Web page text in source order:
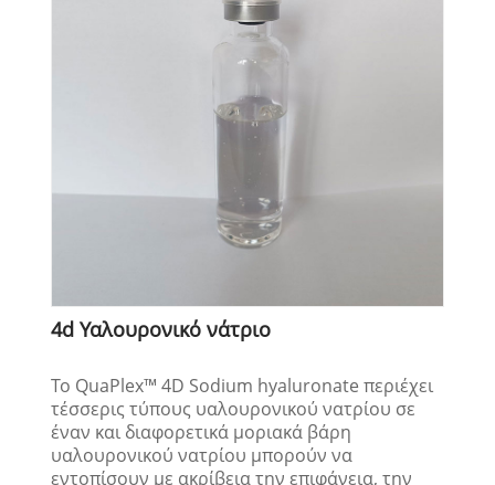
4d Υαλουρονικό νάτριο
Το QuaPlex™ 4D Sodium hyaluronate περιέχει
τέσσερις τύπους υαλουρονικού νατρίου σε
έναν και διαφορετικά μοριακά βάρη
υαλουρονικού νατρίου μπορούν να
εντοπίσουν με ακρίβεια την επιφάνεια, την